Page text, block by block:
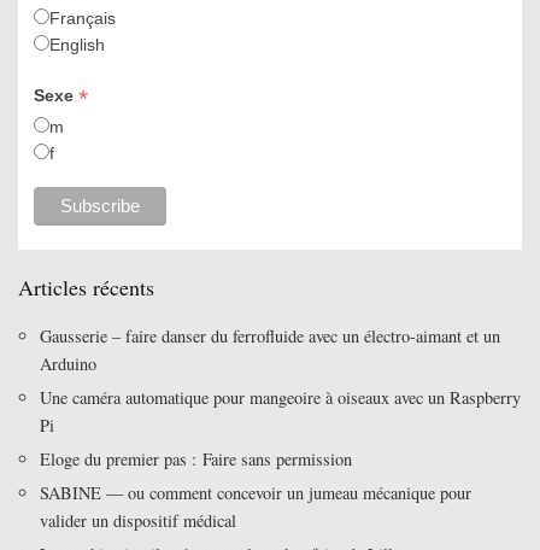
Français
English
Sexe *
m
f
Articles récents
Gausserie – faire danser du ferrofluide avec un électro-aimant et un
Arduino
Une caméra automatique pour mangeoire à oiseaux avec un Raspberry
Pi
Eloge du premier pas : Faire sans permission
SABINE — ou comment concevoir un jumeau mécanique pour
valider un dispositif médical